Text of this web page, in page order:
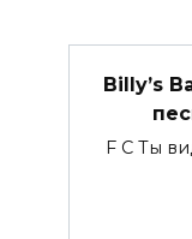
Billy’s
F C Ты